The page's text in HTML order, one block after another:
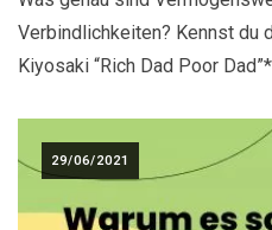
Verbindlichkeiten? Kennst du
Kiyosaki “Rich Dad Poor
29/06/2021